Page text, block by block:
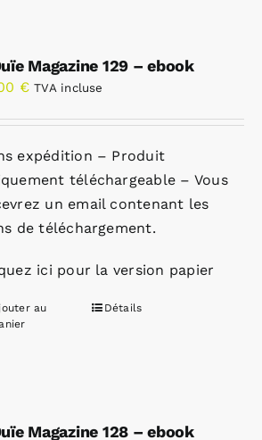
Magazine 129 – ebook
€ TVA incluse
expédition – Produit
téléchargeable – Vous
un email contenant les
de téléchargement.
ici pour la version papier
au
Détails
Magazine 128 – ebook